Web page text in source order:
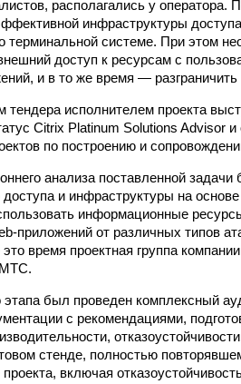
располагались у оператора.
инфраструктуры
терминальной системе. При этом
доступ к ресурсам с
и в то же время — разграничить
тендера исполнителем проекта
Citrix Platinum Solutions
по построению и
анализа поставленной
доступа и инфраструктуры на
информационные
приложений от различных типов
время проектная группа
МТС.
этапа был проведен комплексный
с рекомендациями,
стенде, полностью
включая